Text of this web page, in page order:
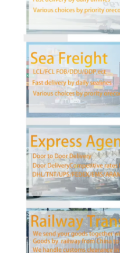
Bize ulaşın
Şimdi konuşalım.
Uluslararası Taşımacılık
Hava Kargo Taşımacılığı
Deniz yükü
Çin'den DDP Nakliye
Ekspres kargo
Demiryolu Taşımacılığı
Amazon'a Gönder